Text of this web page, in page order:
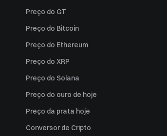
Preço do GT
Preço do Bitcoin
Preço do Ethereum
Preço do XRP
Preço do Solana
Preço do ouro de hoje
Preço da prata hoje
Conversor de Cripto